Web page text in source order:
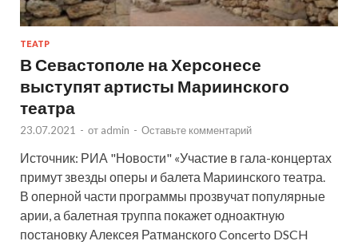
ТЕАТР
В Севастополе на Херсонесе
выступят артисты Мариинского
театра
23.07.2021 - от admin - Оставьте комментарий
Источник: РИА "Новости" «Участие в гала-концертах
примут звезды оперы и балета Мариинского театра.
В оперной части программы прозвучат популярные
арии, а балетная труппа покажет одноактную
постановку Алексея Ратманского Concerto DSCH